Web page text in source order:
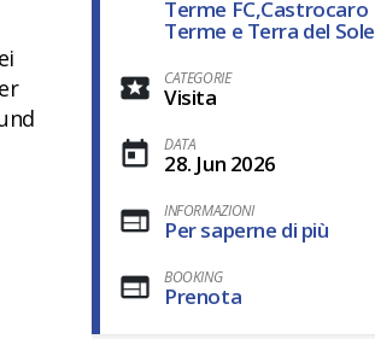
Terme FC,Castrocaro
Terme e Terra del Sole
CATEGORIE
Visita
DATA
28. Jun 2026
INFORMAZIONI
Per saperne di più
BOOKING
Prenota